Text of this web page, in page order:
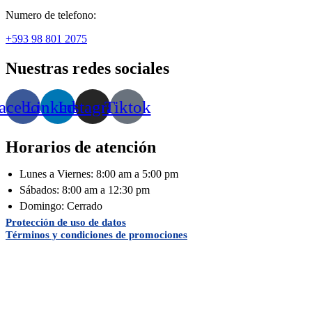
Numero de telefono:
+593 98 801 2075
Nuestras redes sociales
LinkedinInstagramTiktok
Horarios de atención
Lunes a Viernes: 8:00 am a 5:00 pm
Sábados: 8:00 am a 12:30 pm
Domingo: Cerrado
Protección de uso de datos
Términos y condiciones de promociones